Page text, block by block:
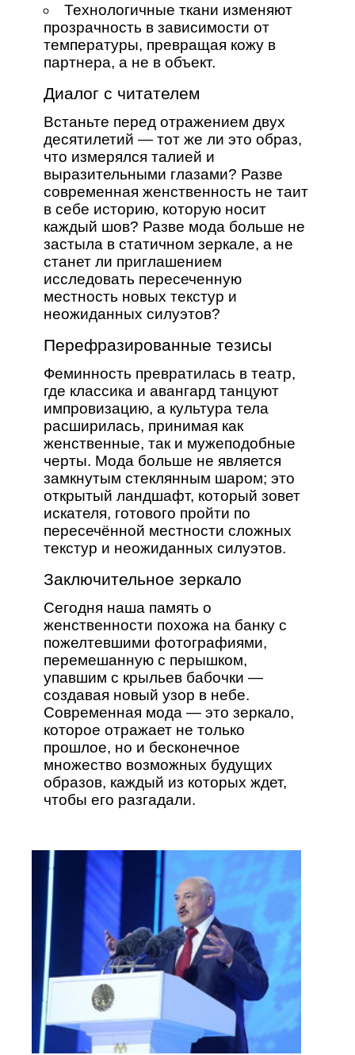
Технологичные ткани изменяют
прозрачность в зависимости от
температуры, превращая кожу в
партнера, а не в объект.
Диалог с читателем
Встаньте перед отражением двух
десятилетий — тот же ли это образ,
что измерялся талией и
выразительными глазами? Разве
современная женственность не таит
в себе историю, которую носит
каждый шов? Разве мода больше не
застыла в статичном зеркале, а не
станет ли приглашением
исследовать пересеченную
местность новых текстур и
неожиданных силуэтов?
Перефразированные тезисы
Феминность превратилась в театр,
где классика и авангард танцуют
импровизацию, а культура тела
расширилась, принимая как
женственные, так и мужеподобные
черты. Мода больше не является
замкнутым стеклянным шаром; это
открытый ландшафт, который зовет
искателя, готового пройти по
пересечённой местности сложных
текстур и неожиданных силуэтов.
Заключительное зеркало
Сегодня наша память о
женственности похожа на банку с
пожелтевшими фотографиями,
перемешанную с перышком,
упавшим с крыльев бабочки —
создавая новый узор в небе.
Современная мода — это зеркало,
которое отражает не только
прошлое, но и бесконечное
множество возможных будущих
образов, каждый из которых ждет,
чтобы его разгадали.